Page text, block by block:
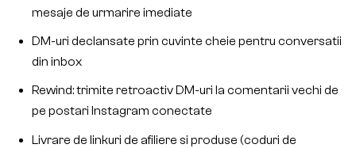
mesaje de urmarire imediate
DM-uri declansate prin cuvinte cheie pentru conversatii
din inbox
Rewind: trimite retroactiv DM-uri la comentarii vechi de
pe postari Instagram conectate
Livrare de linkuri de afiliere si produse (coduri de